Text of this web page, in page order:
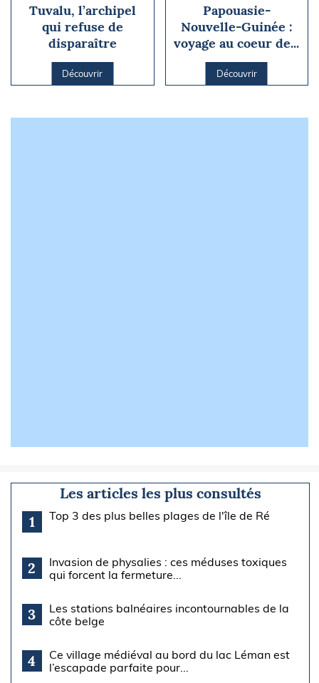
Tuvalu, l’archipel
qui refuse de
disparaître
Découvrir
Papouasie-
Nouvelle-Guinée :
voyage au coeur de...
Découvrir
Les articles les plus consultés
1
Top 3 des plus belles plages de l'île de Ré
2
Invasion de physalies : ces méduses toxiques
qui forcent la fermeture...
3
Les stations balnéaires incontournables de la
côte belge
4
Ce village médiéval au bord du lac Léman est
l’escapade parfaite pour...